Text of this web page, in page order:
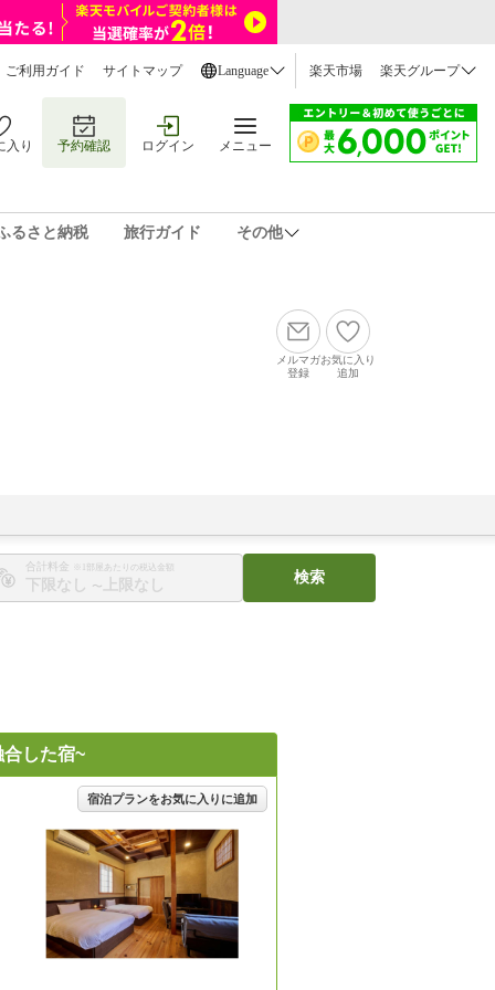
ご利用ガイド サイトマップ Language 楽天市場 楽天グループ
入り 予約確認 ログイン メニュー
るさと納税 旅行ガイド その他
メルマガ
登録
お気に入り
追加
合計料金 ※1部屋あたりの税込金額
〜
検索
合した宿~
宿泊プランをお気に入りに追加